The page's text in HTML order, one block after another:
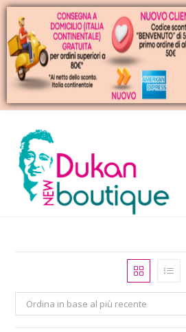
Ordina in base al più recente